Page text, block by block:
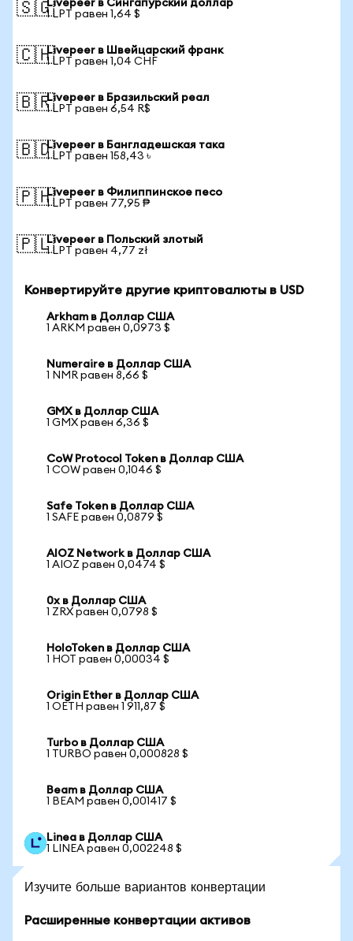
🇸🇬Livepeer в Сингапурский доллар
1 LPT равен 1,64 $
🇨🇭Livepeer в Швейцарский франк
1 LPT равен 1,04 CHF
🇧🇷Livepeer в Бразильский реал
1 LPT равен 6,54 R$
🇧🇩Livepeer в Бангладешская така
1 LPT равен 158,43 ৳
🇵🇭Livepeer в Филиппинское песо
1 LPT равен 77,95 ₱
🇵🇱Livepeer в Польский злотый
1 LPT равен 4,77 zł
Конвертируйте другие криптовалюты в USD
Arkham в Доллар США
1 ARKM равен 0,0973 $
Numeraire в Доллар США
1 NMR равен 8,66 $
GMX в Доллар США
1 GMX равен 6,36 $
CoW Protocol Token в Доллар США
1 COW равен 0,1046 $
Safe Token в Доллар США
1 SAFE равен 0,0879 $
AIOZ Network в Доллар США
1 AIOZ равен 0,0474 $
0x в Доллар США
1 ZRX равен 0,0798 $
HoloToken в Доллар США
1 HOT равен 0,00034 $
Origin Ether в Доллар США
1 OETH равен 1 911,87 $
Turbo в Доллар США
1 TURBO равен 0,000828 $
Beam в Доллар США
1 BEAM равен 0,001417 $
Linea в Доллар США
1 LINEA равен 0,002248 $
Изучите больше вариантов конвертации
Расширенные конвертации активов